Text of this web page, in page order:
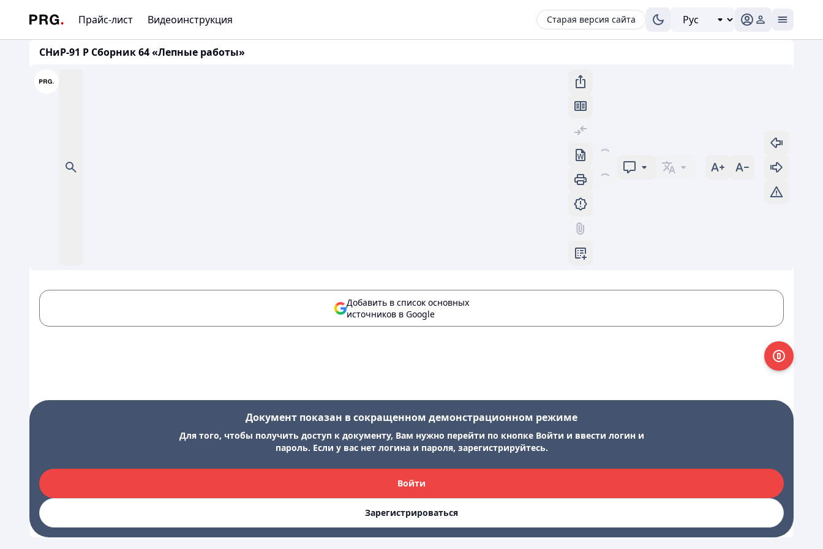
Прайс-лист Видеоинструкция Старая версия сайта
СНиР-91 Р Сборник 64 «Лепные работы»
Добавить в список основных
источников в Google
Документ показан в сокращенном демонстрационном режиме
Для того, чтобы получить доступ к документу, Вам нужно перейти по кнопке Войти и ввести логин и
пароль. Если у вас нет логина и пароля, зарегистрируйтесь.
Войти
Зарегистрироваться